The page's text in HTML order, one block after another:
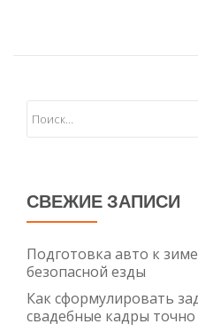
СВЕЖИЕ ЗАПИСИ
Подготовка авто к
безопасной езды
Как сформулировать
свадебные кадры